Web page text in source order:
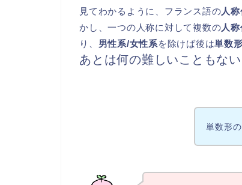
見てわかるように、フランス語の人称
かし、一つの人称に対して複数の人称
り、 男性系/女性系を除けば後は単数
あとは何の難しいこともない
単数形